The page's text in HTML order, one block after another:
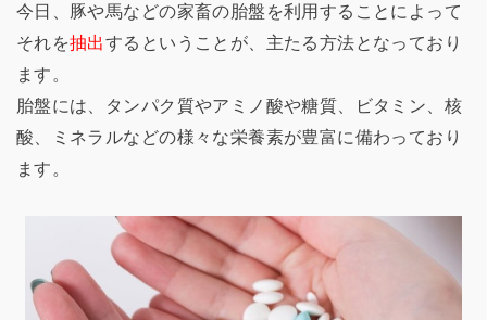
今日、豚や馬などの家畜の胎盤を利用することによって
それを抽出するということが、主たる方法となっており
ます。
胎盤には、タンパク質やアミノ酸や糖質、ビタミン、核
酸、ミネラルなどの様々な栄養素が豊富に備わっており
ます。